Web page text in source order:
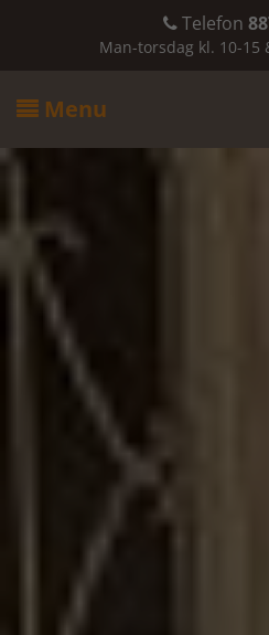
Telefon
Man-torsdag kl. 10-15
 Menu